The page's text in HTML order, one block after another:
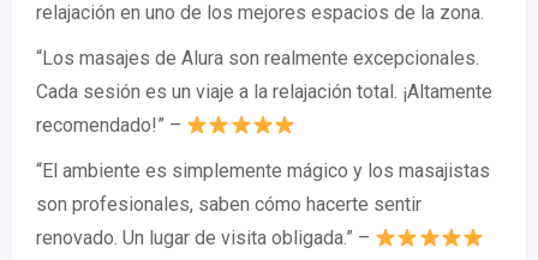
relajación en uno de los mejores espacios de la zona.
“Los masajes de Alura son realmente excepcionales.
Cada sesión es un viaje a la relajación total. ¡Altamente
recomendado!” –
“El ambiente es simplemente mágico y los masajistas
son profesionales, saben cómo hacerte sentir
renovado. Un lugar de visita obligada.” –